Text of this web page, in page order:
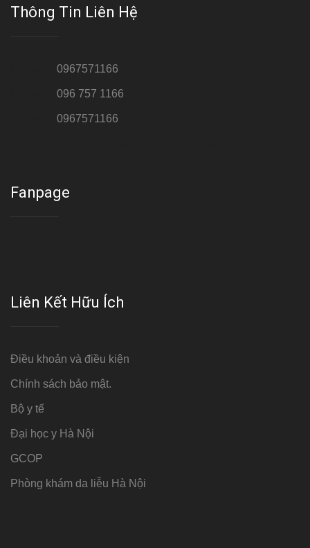
Thông Tin Liên Hệ
0967571166
096 757 1166
0967571166
Fanpage
Liên Kết Hữu Ích
Điều khoản và điều kiện
Chính sách bảo mật.
Bộ y tế
Đại học y Hà Nội
GCOP
Phòng khám da liễu Hà Nội